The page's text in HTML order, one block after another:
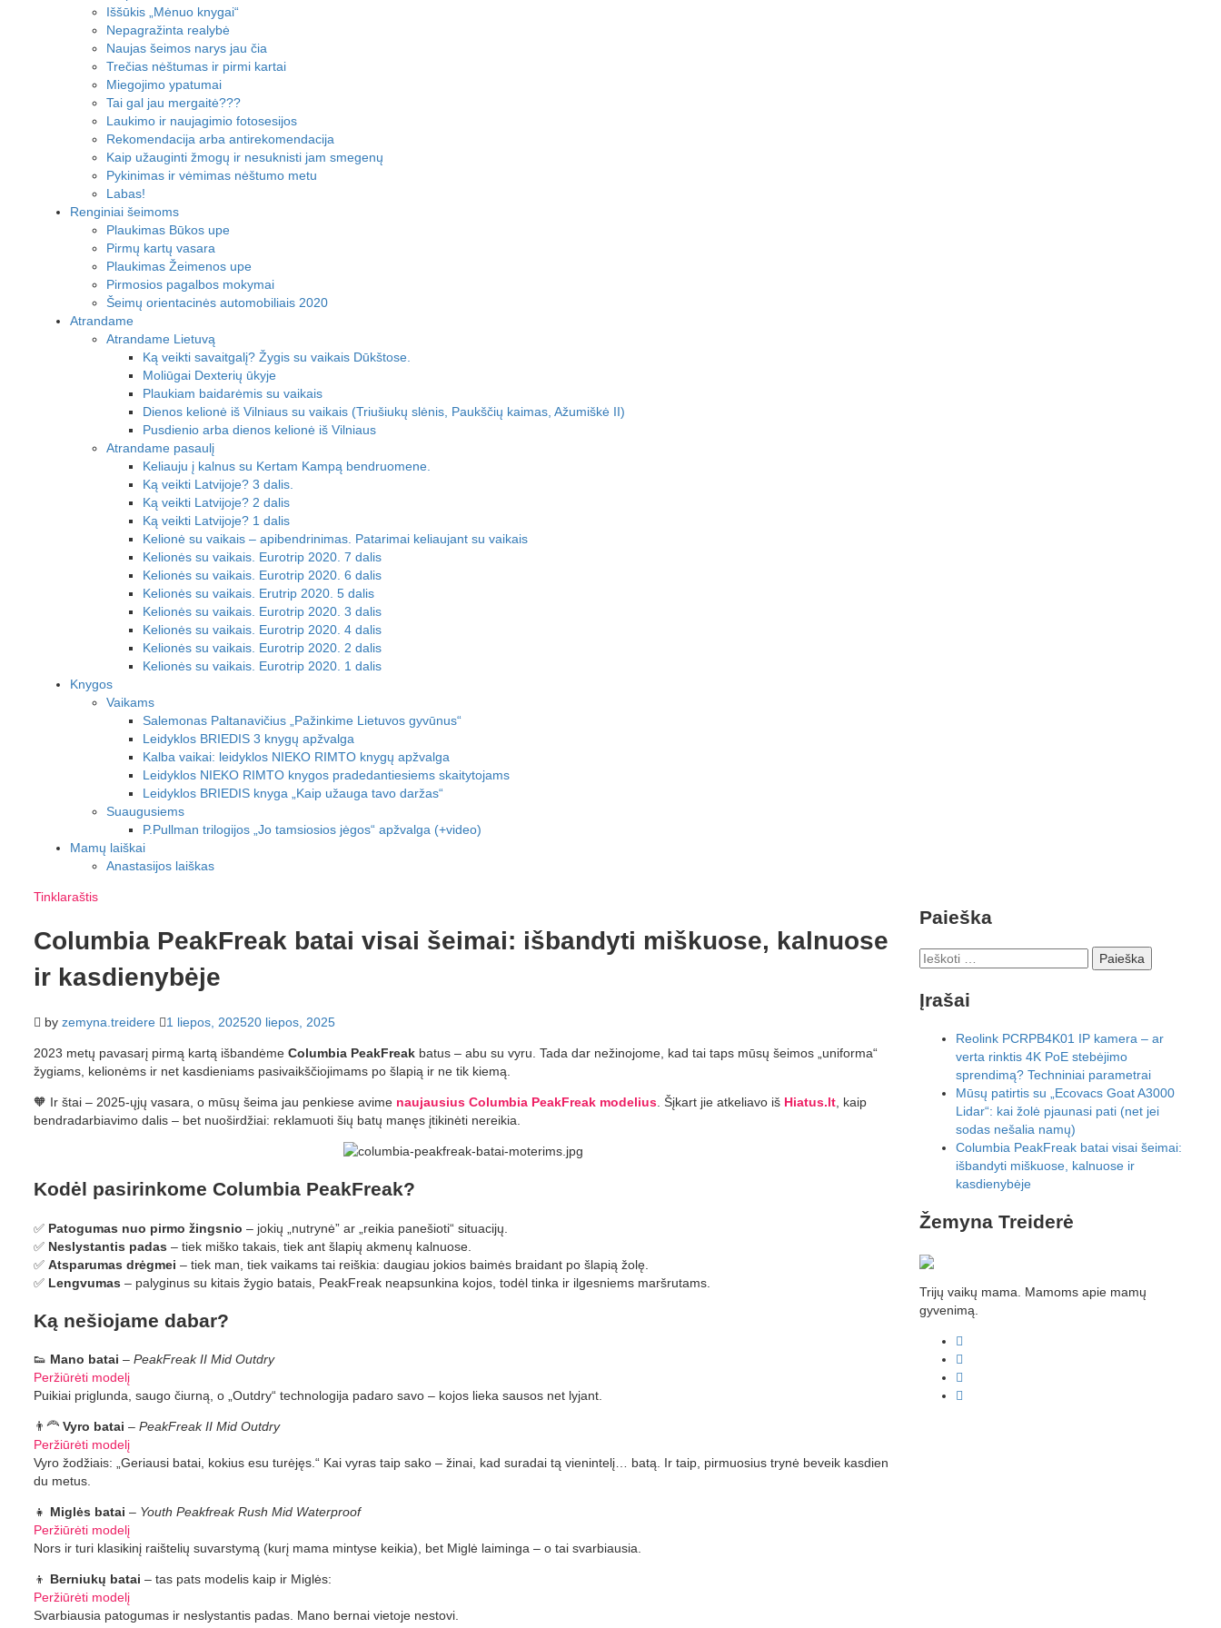
Iššūkis „Mėnuo knygai“
Nepagražinta realybė
Naujas šeimos narys jau čia
Trečias nėštumas ir pirmi kartai
Miegojimo ypatumai
Tai gal jau mergaitė???
Laukimo ir naujagimio fotosesijos
Rekomendacija arba antirekomendacija
Kaip užauginti žmogų ir nesuknisti jam smegenų
Pykinimas ir vėmimas nėštumo metu
Labas!
Renginiai šeimoms
Plaukimas Būkos upe
Pirmų kartų vasara
Plaukimas Žeimenos upe
Pirmosios pagalbos mokymai
Šeimų orientacinės automobiliais 2020
Atrandame
Atrandame Lietuvą
Ką veikti savaitgalį? Žygis su vaikais Dūkštose.
Moliūgai Dexterių ūkyje
Plaukiam baidarėmis su vaikais
Dienos kelionė iš Vilniaus su vaikais (Triušiukų slėnis, Paukščių kaimas, Ažumiškė II)
Pusdienio arba dienos kelionė iš Vilniaus
Atrandame pasaulį
Keliauju į kalnus su Kertam Kampą bendruomene.
Ką veikti Latvijoje? 3 dalis.
Ką veikti Latvijoje? 2 dalis
Ką veikti Latvijoje? 1 dalis
Kelionė su vaikais – apibendrinimas. Patarimai keliaujant su vaikais
Kelionės su vaikais. Eurotrip 2020. 7 dalis
Kelionės su vaikais. Eurotrip 2020. 6 dalis
Kelionės su vaikais. Erutrip 2020. 5 dalis
Kelionės su vaikais. Eurotrip 2020. 3 dalis
Kelionės su vaikais. Eurotrip 2020. 4 dalis
Kelionės su vaikais. Eurotrip 2020. 2 dalis
Kelionės su vaikais. Eurotrip 2020. 1 dalis
Knygos
Vaikams
Salemonas Paltanavičius „Pažinkime Lietuvos gyvūnus“
Leidyklos BRIEDIS 3 knygų apžvalga
Kalba vaikai: leidyklos NIEKO RIMTO knygų apžvalga
Leidyklos NIEKO RIMTO knygos pradedantiesiems skaitytojams
Leidyklos BRIEDIS knyga „Kaip užauga tavo daržas“
Suaugusiems
P.Pullman trilogijos „Jo tamsiosios jėgos“ apžvalga (+video)
Mamų laiškai
Anastasijos laiškas
Tinklaraštis
Columbia PeakFreak batai visai šeimai: išbandyti miškuose, kalnuose
ir kasdienybėje
by zemyna.treidere 1 liepos, 202520 liepos, 2025
2023 metų pavasarį pirmą kartą išbandėme Columbia PeakFreak batus – abu su vyru. Tada dar nežinojome, kad tai taps mūsų šeimos „uniforma“
žygiams, kelionėms ir net kasdieniams pasivaikščiojimams po šlapią ir ne tik kiemą.
🧡 Ir štai – 2025-ųjų vasara, o mūsų šeima jau penkiese avime naujausius Columbia PeakFreak modelius . Šįkart jie atkeliavo iš Hiatus.lt , kaip
bendradarbiavimo dalis – bet nuoširdžiai: reklamuoti šių batų manęs įtikinėti nereikia.
Kodėl pasirinkome Columbia PeakFreak?
✅ Patogumas nuo pirmo žingsnio – jokių „nutrynė” ar „reikia panešioti“ situacijų.
✅ Neslystantis padas – tiek miško takais, tiek ant šlapių akmenų kalnuose.
✅ Atsparumas drėgmei – tiek man, tiek vaikams tai reiškia: daugiau jokios baimės braidant po šlapią žolę.
✅ Lengvumas – palyginus su kitais žygio batais, PeakFreak neapsunkina kojos, todėl tinka ir ilgesniems maršrutams.
Ką nešiojame dabar?
👟 Mano batai – PeakFreak II Mid Outdry
Peržiūrėti modelį
Puikiai priglunda, saugo čiurną, o „Outdry“ technologija padaro savo – kojos lieka sausos net lyjant.
👨‍🦰 Vyro batai – PeakFreak II Mid Outdry
Peržiūrėti modelį
Vyro žodžiais: „Geriausi batai, kokius esu turėjęs.“ Kai vyras taip sako – žinai, kad suradai tą vienintelį… batą. Ir taip, pirmuosius trynė beveik kasdien
du metus.
👧 Miglės batai – Youth Peakfreak Rush Mid Waterproof
Peržiūrėti modelį
Nors ir turi klasikinį raištelių suvarstymą (kurį mama mintyse keikia), bet Miglė laiminga – o tai svarbiausia.
👦 Berniukų batai – tas pats modelis kaip ir Miglės:
Peržiūrėti modelį
Svarbiausia patogumas ir neslystantis padas. Mano bernai vietoje nestovi.
Paieška
Ieškoti:
Įrašai
Reolink PCRPB4K01 IP kamera – ar
verta rinktis 4K PoE stebėjimo
sprendimą? Techniniai parametrai
Mūsų patirtis su „Ecovacs Goat A3000
Lidar“: kai žolė pjaunasi pati (net jei
sodas nešalia namų)
Columbia PeakFreak batai visai šeimai:
išbandyti miškuose, kalnuose ir
kasdienybėje
Žemyna Treiderė
Trijų vaikų mama. Mamoms apie mamų
gyvenimą.
facebook
linkedin
instagram
youtube